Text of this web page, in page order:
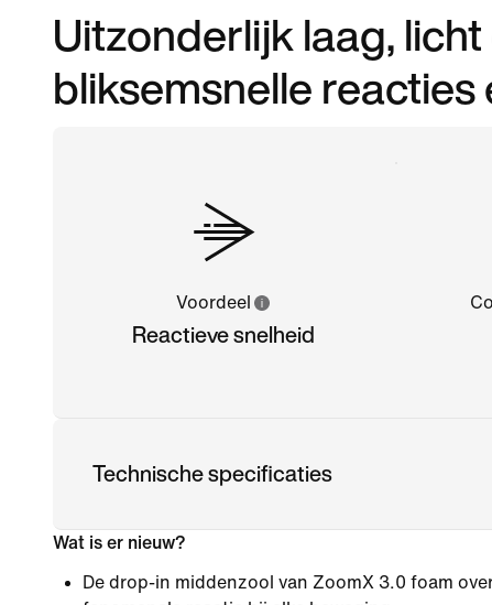
Uitzonderlijk laag,
bliksemsnelle
Voordeel
Reactieve snelheid
Technische specificaties
Wat is er nieuw?
De drop-in middenzool van ZoomX 3.0 foam